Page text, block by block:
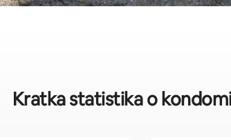
Kratka statistika o